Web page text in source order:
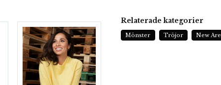
Relaterade kategorier
Mönster Tröjor New